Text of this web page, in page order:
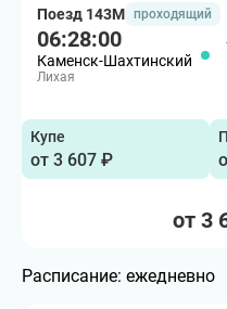
Поезд 143М проходящий
06:28:00
Каменск-Шахтинский
Лихая
Купе
от 3 607 ₽
от 3
Расписание: ежедневно